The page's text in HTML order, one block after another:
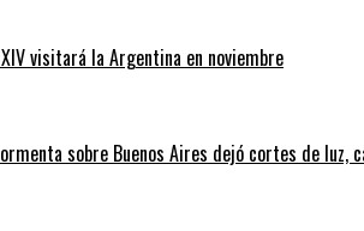
XIV visitará la Argentina en noviembre
sobre Buenos Aires dejó cortes de luz,